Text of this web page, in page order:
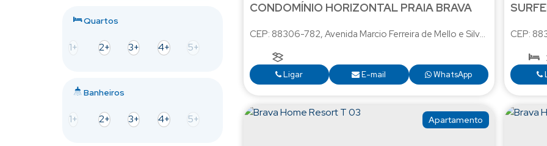
Quartos
1+ 2+ 3+ 4+ 5+
Banheiros
1+ 2+ 3+ 4+ 5+
CONDOMÍNIO HORIZONTAL PRAIA BRAVA
CEP: 88306-782, Avenida Marcio Ferreira de Mello e Silva , 55,Praia
645.75Ligar E-mail WhatsApp
CEP:
212
Apartamento